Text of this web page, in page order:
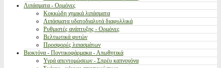
Λιπάσματα - Ορμόνες
Κοκκώδη χημικά λιπάσματα
Λιπάσματα υδατοδιαλυτά διαφυλλικά
Ρυθμιστές ανάπτυξης - Ορμόνες
Βελτιωτικά φυτών
Προσφορές λιπασμάτων
Βιοκτόνα - Ποντικοφάρμακα - Απωθητικά
Υγρά απεντομώσεων - Σπρέυ καπνογόνα